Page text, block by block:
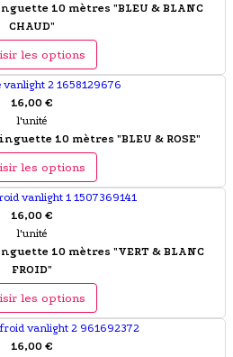
10 mètres "BLEU & BLANC
CHAUD"
les options
16,00 €
l'unité
10 mètres "BLEU & ROSE"
les options
16,00 €
l'unité
10 mètres "VERT & BLANC
FROID"
les options
16,00 €